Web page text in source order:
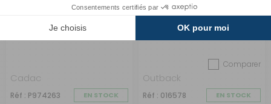
Réchaud à gaz 2-Cook
3 Classic Stove
Cadac
Réf : P974263 EN STOCK
Barbecue à gaz
portable Trekker
Comparer
Outback
Réf : 016578 EN STOCK